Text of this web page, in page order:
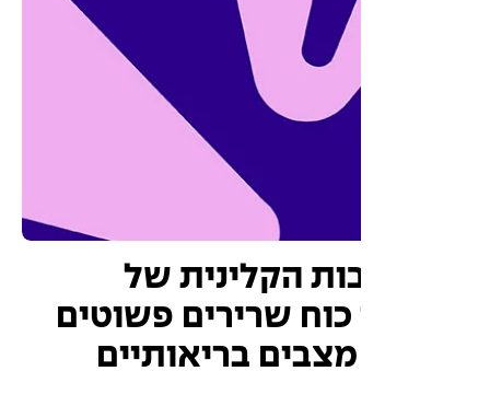
הקלינית של
כוח שרירים פשוטים
מצבים בריאותיים